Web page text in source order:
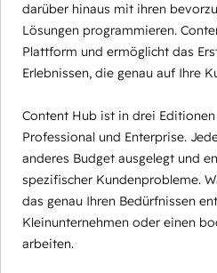
darüber hinaus mit ihren
Lösungen programmieren.
Plattform und ermöglicht das
Erlebnissen, die genau auf Ihre
Content Hub ist in drei Editionen
Professional und Enterprise.
anderes Budget ausgelegt und
spezifischer Kundenprobleme.
das genau Ihren Bedürfnissen
Kleinunternehmen oder einen
arbeiten.